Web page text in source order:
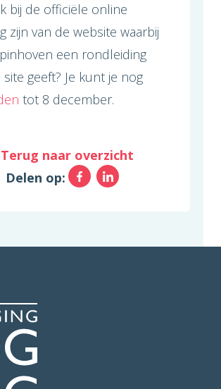
bij de officiële online
zijn van de website waarbij
een rondleiding
geeft? Je kunt je nog
tot 8 december.
Terug naar overzicht
Delen op:
Facebook
LinkedIn